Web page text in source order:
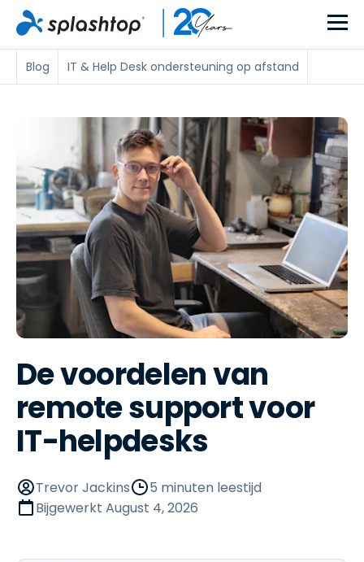
Blog IT & Help Desk ondersteuning op afstand
De voordelen van
remote support voor
IT-helpdesks
Trevor Jackins
5 minuten leestijd
Bijgewerkt August 4, 2026